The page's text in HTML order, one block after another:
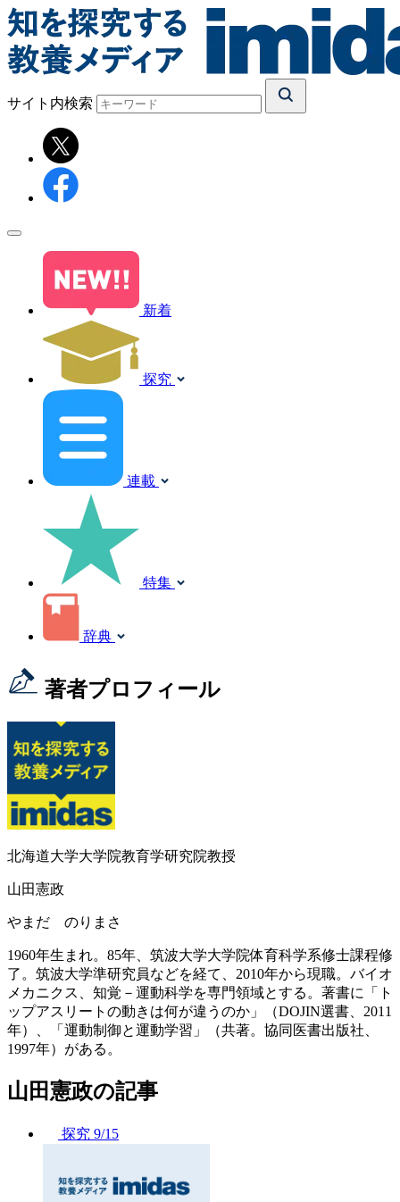
サイト内検索
新着
探究
連載
特集
辞典
著者プロフィール
北海道大学大学院教育学研究院教授
山田憲政
やまだ のりまさ
1960年生まれ。85年、筑波大学大学院体育科学系修士課程修
了。筑波大学準研究員などを経て、2010年から現職。バイオ
メカニクス、知覚－運動科学を専門領域とする。著書に「ト
ップアスリートの動きは何が違うのか」（DOJIN選書、2011
年）、「運動制御と運動学習」（共著。協同医書出版社、
1997年）がある。
山田憲政の記事
探究 9/15